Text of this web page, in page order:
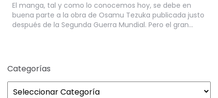
El manga, tal y como lo conocemos hoy, se debe en
buena parte a la obra de Osamu Tezuka publicada justo
después de la Segunda Guerra Mundial. Pero el gran…
Categorías